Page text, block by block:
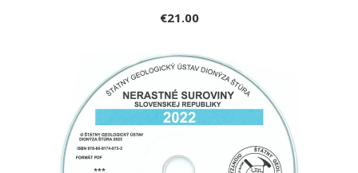
€21.00